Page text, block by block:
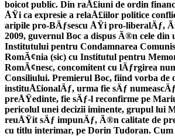
boicot public. Din raÅ£iuni de ordin
ÅŸi ca expresie a relaÅ£iilor politice
aripile pro-BÄƒsescu ÅŸi pro-liberalÄƒ,
2009, guvernul Boc a dispus Ã®n cele din
Institutului pentru Condamnarea
RomÃ¢nia (sic) cu Institutul pentru
RomÃ¢nesc, concomitent cu lÄƒrgirea
Consiliului. Premierul Boc, fiind vorba de
instituÅ£ionalÄƒ, urma fie sÄƒ
preÅŸedinte, fie sÄƒ-l reconfirme pe
pericolul unei decizii iminente, grupul lui
reuÅŸit sÄƒ impunÄƒ, Ã®n calitate de
cu titlu interimar, pe Dorin Tudoran. Cum